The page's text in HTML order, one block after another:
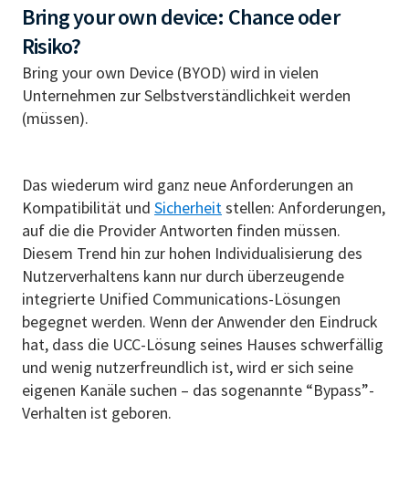
Bring your own device: Chance oder
Risiko?
Bring your own Device (BYOD) wird in vielen
Unternehmen zur Selbstverständlichkeit werden
(müssen).
Das wiederum wird ganz neue Anforderungen an
Kompatibilität und Sicherheitstellen: Anforderungen,
auf die die Provider Antworten finden müssen.
Diesem Trend hin zur hohen Individualisierung des
Nutzerverhaltens kann nur durch überzeugende
integrierte Unified Communications-Lösungen
begegnet werden. Wenn der Anwender den Eindruck
hat, dass die UCC-Lösung seines Hauses schwerfällig
und wenig nutzerfreundlich ist, wird er sich seine
eigenen Kanäle suchen – das sogenannte “Bypass”-
Verhalten ist geboren.